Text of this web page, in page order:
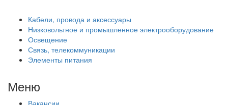
Кабели, провода и аксессуары
Низковольтное и промышленное электрооборудование
Освещение
Связь, телекоммуникации
Элементы питания
Меню